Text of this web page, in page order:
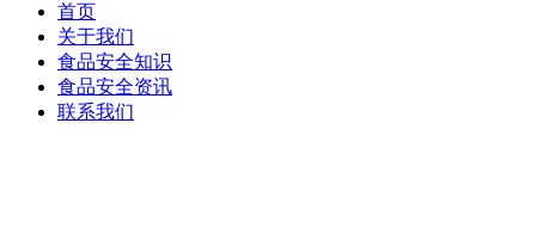
首页
关于我们
食品安全知识
食品安全资讯
联系我们